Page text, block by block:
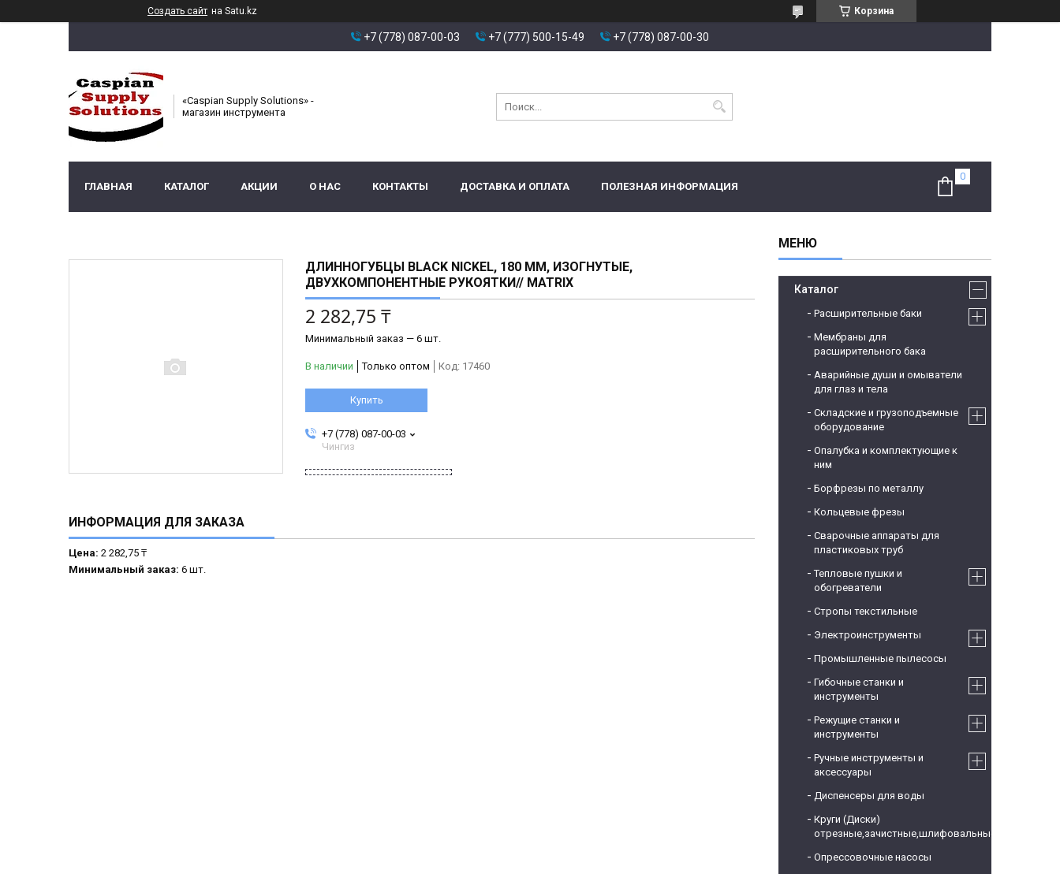
Создать сайт на Satu.kz Корзина
+7 (778) 087-00-03 +7 (777) 500-15-49 +7 (778) 087-00-30
«Caspian Supply Solutions» -
магазин инструмента
ГЛАВНАЯ КАТАЛОГ АКЦИИ О НАС КОНТАКТЫ ДОСТАВКА И ОПЛАТА ПОЛЕЗНАЯ ИНФОРМАЦИЯ
ДЛИННОГУБЦЫ BLACK NICKEL, 180 ММ, ИЗОГНУТЫЕ,
ДВУХКОМПОНЕНТНЫЕ РУКОЯТКИ// MATRIX
2 282,75 ₸
Минимальный заказ — 6 шт.
В наличии Только оптом Код: 17460
Купить
+7 (778) 087-00-03
Чингиз
ИНФОРМАЦИЯ ДЛЯ ЗАКАЗА
Цена: 2 282,75 ₸
Минимальный заказ: 6 шт.
Каталог
Расширительные баки
Мембраны для
расширительного бака
Аварийные души и омыватели
для глаз и тела
Складские и грузоподъемные
оборудование
Опалубка и комплектующие к
ним
Борфрезы по металлу
Кольцевые фрезы
Сварочные аппараты для
пластиковых труб
Тепловые пушки и
обогреватели
Стропы текстильные
Электроинструменты
Промышленные пылесосы
Гибочные станки и
инструменты
Режущие станки и
инструменты
Ручные инструменты и
аксессуары
Диспенсеры для воды
Круги (Диски)
отрезные,зачистные,шлифовальные
Опрессовочные насосы